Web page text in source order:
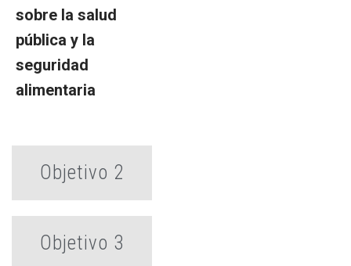
Objetivo 2
Objetivo 3
sobre la salud
pública y la
seguridad
alimentaria